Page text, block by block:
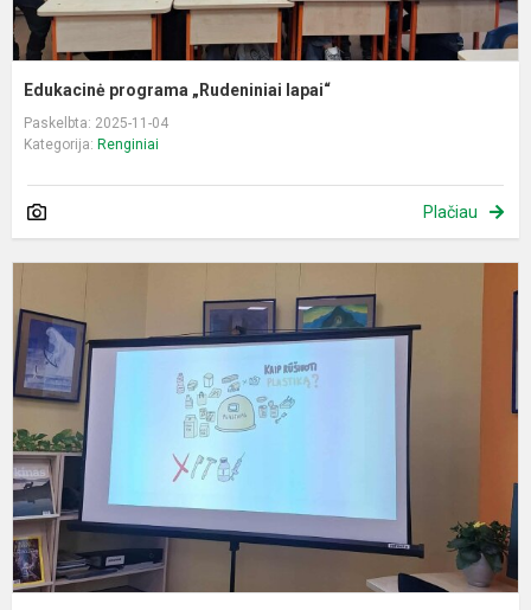
Edukacinė programa „Rudeniniai lapai“
Paskelbta: 2025-11-04
Kategorija: Renginiai
Plačiau